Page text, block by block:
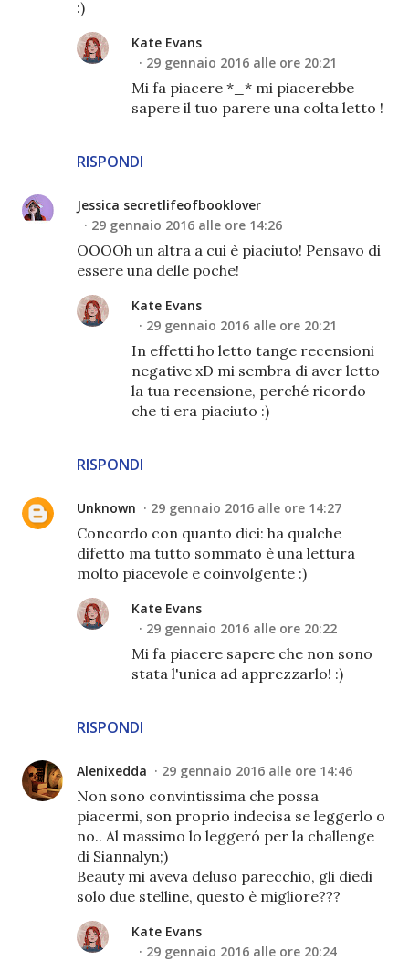
:)
RISPONDI
Kate Evans
29 gennaio 2016 alle ore 20:21
Mi fa piacere *_* mi piacerebbe
sapere il tuo parere una colta letto !
Jessica secretlifeofbooklover
29 gennaio 2016 alle ore 14:26
OOOOh un altra a cui è piaciuto! Pensavo di
essere una delle poche!
RISPONDI
Kate Evans
29 gennaio 2016 alle ore 20:21
In effetti ho letto tange recensioni
negative xD mi sembra di aver letto
la tua recensione, perché ricordo
che ti era piaciuto :)
Unknown 29 gennaio 2016 alle ore 14:27
Concordo con quanto dici: ha qualche
difetto ma tutto sommato è una lettura
molto piacevole e coinvolgente :)
RISPONDI
Kate Evans
29 gennaio 2016 alle ore 20:22
Mi fa piacere sapere che non sono
stata l'unica ad apprezzarlo! :)
Alenixedda 29 gennaio 2016 alle ore 14:46
Non sono convintissima che possa
piacermi, son proprio indecisa se leggerlo o
no.. Al massimo lo leggeró per la challenge
di Siannalyn;)
Beauty mi aveva deluso parecchio, gli diedi
solo due stelline, questo è migliore???
Kate Evans
29 gennaio 2016 alle ore 20:24